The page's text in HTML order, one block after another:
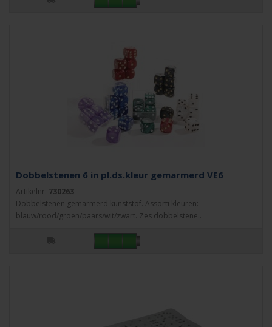
Dobbelstenen 6 in pl.ds.kleur gemarmerd VE6
Artikelnr: 730263
Dobbelstenen gemarmerd kunststof. Assorti kleuren:
blauw/rood/groen/paars/wit/zwart. Zes dobbelstene..